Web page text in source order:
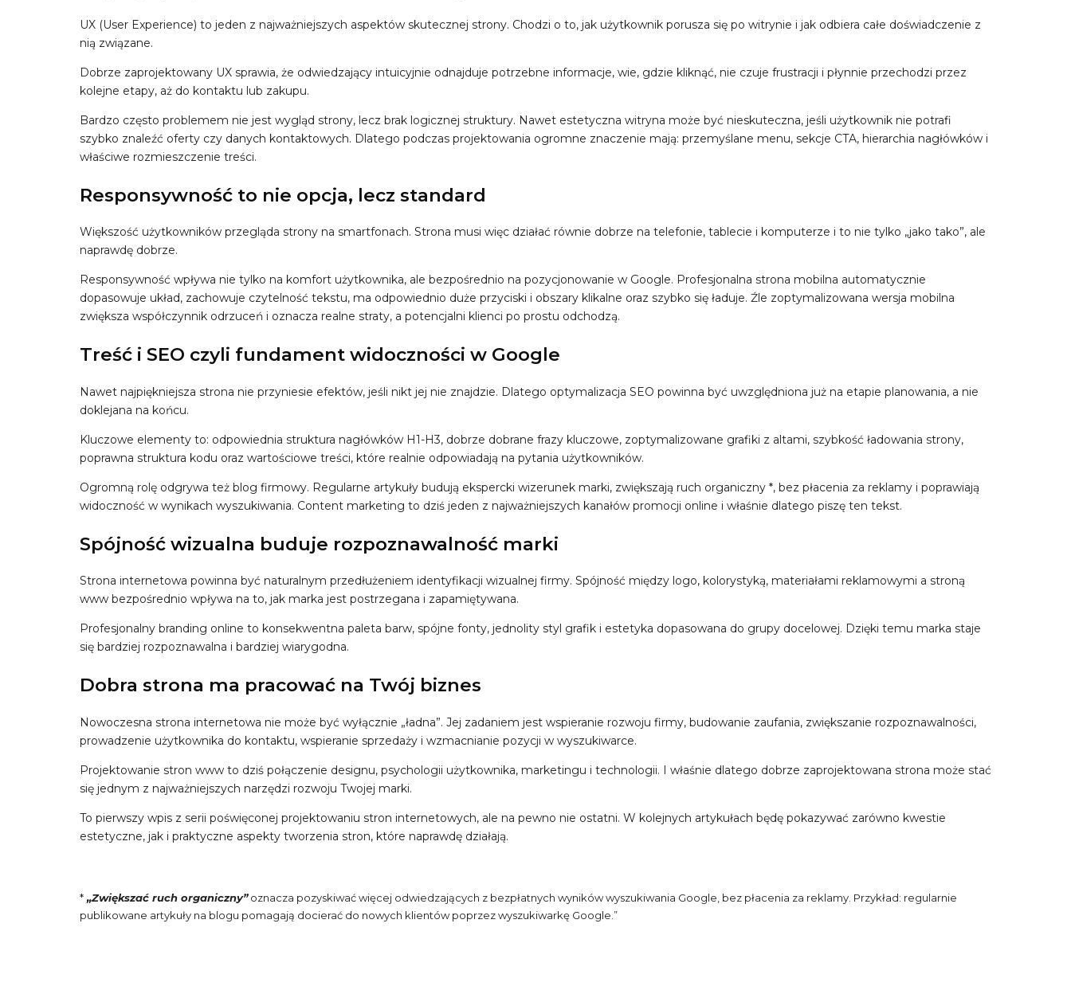
UX (User Experience) to jeden z najważniejszych aspektów skutecznej strony. Chodzi o to, jak użytkownik porusza się po witrynie i jak odbiera całe doświadczenie z
nią związane.
Dobrze zaprojektowany UX sprawia, że odwiedzający intuicyjnie odnajduje potrzebne informacje, wie, gdzie kliknąć, nie czuje frustracji i płynnie przechodzi przez
kolejne etapy, aż do kontaktu lub zakupu.
Bardzo często problemem nie jest wygląd strony, lecz brak logicznej struktury. Nawet estetyczna witryna może być nieskuteczna, jeśli użytkownik nie potrafi
szybko znaleźć oferty czy danych kontaktowych. Dlatego podczas projektowania ogromne znaczenie mają: przemyślane menu, sekcje CTA, hierarchia nagłówków i
właściwe rozmieszczenie treści.
Responsywność to nie opcja, lecz standard
Większość użytkowników przegląda strony na smartfonach. Strona musi więc działać równie dobrze na telefonie, tablecie i komputerze i to nie tylko „jako tako”, ale
naprawdę dobrze.
Responsywność wpływa nie tylko na komfort użytkownika, ale bezpośrednio na pozycjonowanie w Google. Profesjonalna strona mobilna automatycznie
dopasowuje układ, zachowuje czytelność tekstu, ma odpowiednio duże przyciski i obszary klikalne oraz szybko się ładuje. Źle zoptymalizowana wersja mobilna
zwiększa współczynnik odrzuceń i oznacza realne straty, a potencjalni klienci po prostu odchodzą.
Treść i SEO czyli fundament widoczności w Google
Nawet najpiękniejsza strona nie przyniesie efektów, jeśli nikt jej nie znajdzie. Dlatego optymalizacja SEO powinna być uwzględniona już na etapie planowania, a nie
doklejana na końcu.
Kluczowe elementy to: odpowiednia struktura nagłówków H1-H3, dobrze dobrane frazy kluczowe, zoptymalizowane grafiki z altami, szybkość ładowania strony,
poprawna struktura kodu oraz wartościowe treści, które realnie odpowiadają na pytania użytkowników.
Ogromną rolę odgrywa też blog firmowy. Regularne artykuły budują ekspercki wizerunek marki, zwiększają ruch organiczny *, bez płacenia za reklamy i poprawiają
widoczność w wynikach wyszukiwania. Content marketing to dziś jeden z najważniejszych kanałów promocji online i właśnie dlatego piszę ten tekst.
Spójność wizualna buduje rozpoznawalność marki
Strona internetowa powinna być naturalnym przedłużeniem identyfikacji wizualnej firmy. Spójność między logo, kolorystyką, materiałami reklamowymi a stroną
www bezpośrednio wpływa na to, jak marka jest postrzegana i zapamiętywana.
Profesjonalny branding online to konsekwentna paleta barw, spójne fonty, jednolity styl grafik i estetyka dopasowana do grupy docelowej. Dzięki temu marka staje
się bardziej rozpoznawalna i bardziej wiarygodna.
Dobra strona ma pracować na Twój biznes
Nowoczesna strona internetowa nie może być wyłącznie „ładna”. Jej zadaniem jest wspieranie rozwoju firmy, budowanie zaufania, zwiększanie rozpoznawalności,
prowadzenie użytkownika do kontaktu, wspieranie sprzedaży i wzmacnianie pozycji w wyszukiwarce.
Projektowanie stron www to dziś połączenie designu, psychologii użytkownika, marketingu i technologii. I właśnie dlatego dobrze zaprojektowana strona może stać
się jednym z najważniejszych narzędzi rozwoju Twojej marki.
To pierwszy wpis z serii poświęconej projektowaniu stron internetowych, ale na pewno nie ostatni. W kolejnych artykułach będę pokazywać zarówno kwestie
estetyczne, jak i praktyczne aspekty tworzenia stron, które naprawdę działają.
* „Zwiększać ruch organiczny”oznacza pozyskiwać więcej odwiedzających z bezpłatnych wyników wyszukiwania Google, bez płacenia za reklamy. Przykład: regularnie
publikowane artykuły na blogu pomagają docierać do nowych klientów poprzez wyszukiwarkę Google.”